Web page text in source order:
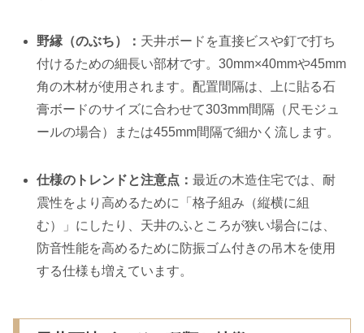
野縁（のぶち）： 天井ボードを直接ビスや釘で打ち
付けるための細長い部材です。30mm×40mmや45mm
角の木材が使用されます。配置間隔は、上に貼る石
膏ボードのサイズに合わせて303mm間隔（尺モジュ
ールの場合）または455mm間隔で細かく流します。
仕様のトレンドと注意点：最近の木造住宅では、耐
震性をより高めるために「格子組み（縦横に組
む）」にしたり、天井のふところが狭い場合には、
防音性能を高めるために防振ゴム付きの吊木を使用
する仕様も増えています。